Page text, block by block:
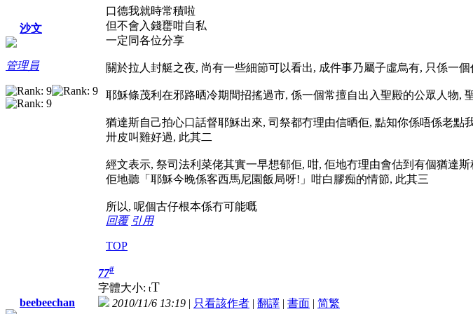
沙文
管理員
口德我就時常積啦
但不會入錢罋咁自私
一定同各位分享
關於拉人封艇之夜, 尚有一些細節可以看出, 成件事乃屬子虛烏有, 只係一
耶穌條茂利在邪路晒冷期間招搖過市, 係一個常擅自出入聖殿的公眾人物,
猶達斯自己拍心口話督耶穌出來, 司祭都冇理由信晒佢, 點知你係唔係老
卅皮叫雞好過, 此其二
經文表示, 祭司法利菜佬其實一早想郁佢, 咁, 佢地冇理由會估到有個猶達
佢地聽「耶穌今晚係客西馬尼園飯局呀!」咁白膠痴的情節, 此其三
所以, 呢個古仔根本係冇可能嘅
回覆 引用
TOP
beebeechan
77#
字體大小: tT
2010/11/6 13:19 | 只看該作者 | 翻譯 | 書面 | 简繁